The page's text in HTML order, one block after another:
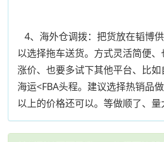
4、海外仓调拨：把货放在韬博
以选择拖车送货。方式灵活简便
涨价、也要多试下其他平台、比
海运<FBA头程。建议选择热销品
以上的价格还可以。等做顺了、